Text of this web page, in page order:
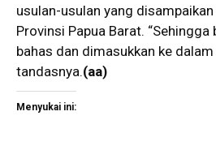
usulan-usulan yang
Provinsi Papua Barat.
bahas dan dimasukkan ke dalam
tandasnya.(aa)
Menyukai ini: